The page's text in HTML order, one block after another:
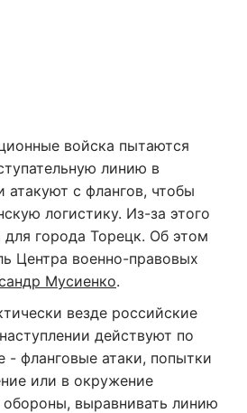
войска пытаются
линию в
атакуют с флангов, чтобы
логистику. Из-за этого
для города Торецк. Об этом
Центра военно-правовых
Мусиенко.
везде российские
действуют по
- фланговые атаки, попытки
или в окружение
выравнивать линию